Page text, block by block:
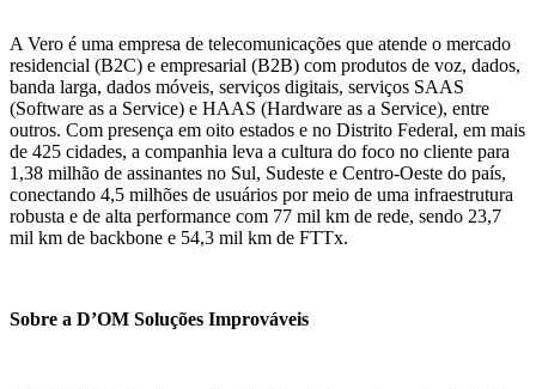
A Vero é uma empresa de telecomunicações que atende o mercado
residencial (B2C) e empresarial (B2B) com produtos de voz, dados,
banda larga, dados móveis, serviços digitais, serviços SAAS
(Software as a Service) e HAAS (Hardware as a Service), entre
outros. Com presença em oito estados e no Distrito Federal, em mais
de 425 cidades, a companhia leva a cultura do foco no cliente para
1,38 milhão de assinantes no Sul, Sudeste e Centro-Oeste do país,
conectando 4,5 milhões de usuários por meio de uma infraestrutura
robusta e de alta performance com 77 mil km de rede, sendo 23,7
mil km de backbone e 54,3 mil km de FTTx.
Sobre a D’OM Soluções Improváveis